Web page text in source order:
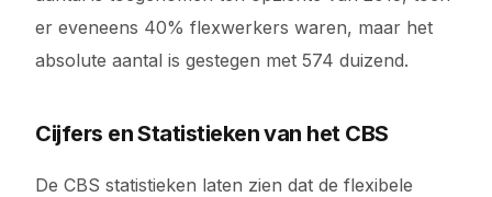
er eveneens 40% flexwerkers waren, maar het
absolute aantal is gestegen met 574 duizend.
Cijfers en Statistieken van het CBS
De CBS statistieken laten zien dat de flexibele